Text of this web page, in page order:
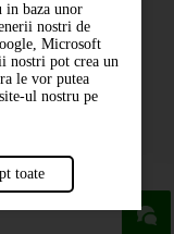
in baza unor
nostri de
Microsoft
nostri pot crea un
le vor putea
ul nostru pe
toate